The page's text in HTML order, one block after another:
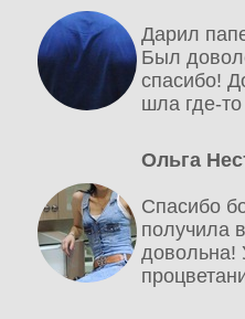
Дарил
Был
спасибо!
шла где-
Ольга
Спасибо
получила
довольна!